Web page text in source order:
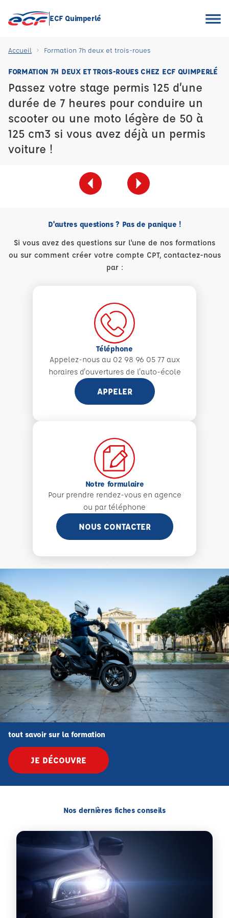
ECF Quimperlé
Accueil Formation 7h deux et trois-roues
FORMATION 7H DEUX ET TROIS-ROUES CHEZ ECF QUIMPERLÉ
Passez votre stage permis 125 d’une
durée de 7 heures pour conduire un
scooter ou une moto légère de 50 à
125 cm3 si vous avez déjà un permis
voiture !
D'autres questions ? Pas de panique !
Si vous avez des questions sur l'une de nos formations
ou sur comment créer votre compte CPT, contactez-nous
par :
Téléphone
Appelez-nous au 02 98 96 05 77 aux
horaires d'ouvertures de l'auto-école
APPELER
Notre formulaire
Pour prendre rendez-vous en agence
ou par téléphone
NOUS CONTACTER
tout savoir sur la formation
JE DÉCOUVRE
Nos dernières fiches conseils